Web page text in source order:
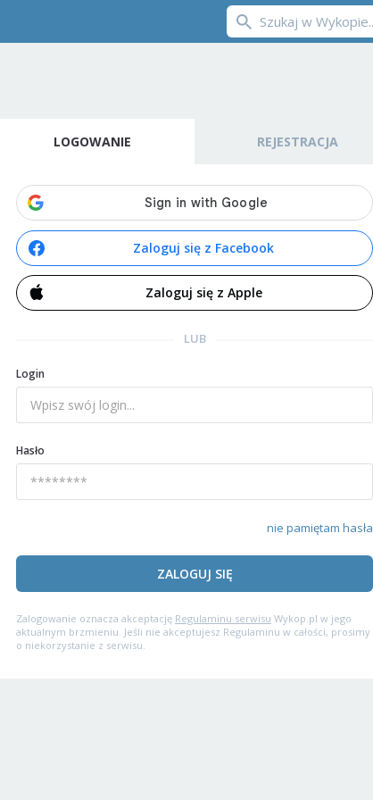
LOGOWANIE REJESTRACJA
Zaloguj się z Facebook
Zaloguj się z Apple
LUB
Login
Hasło
nie pamiętam hasła
ZALOGUJ SIĘ
Zalogowanie oznacza akceptację Regulaminu serwisu Wykop.pl w jego
aktualnym brzmieniu. Jeśli nie akceptujesz Regulaminu w całości, prosimy
o niekorzystanie z serwisu.